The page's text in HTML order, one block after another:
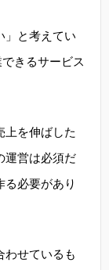
」と考えてい
きるサービス
上を伸ばした
運営は必須だ
る必要があり
わせているも